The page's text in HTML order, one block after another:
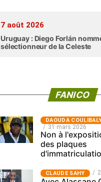
7 août 2026
Uruguay : Diego Forlán
sélectionneur de la Celeste
FANICO
‎DAOUDA
31 mars 2026
Non à
des plaques
CLAUDE SAHY